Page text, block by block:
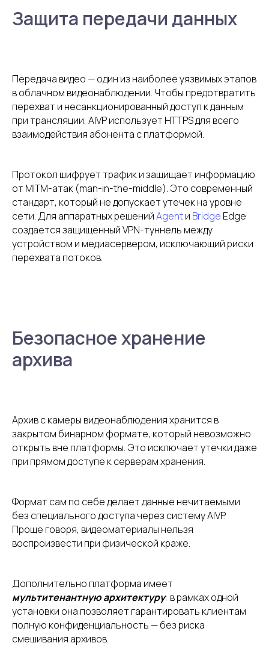
Защита передачи данных
Передача видео — один из наиболее уязвимых этапов
в облачном видеонаблюдении. Чтобы предотвратить
перехват и несанкционированный доступ к данным
при трансляции, AIVP использует HTTPS для всего
взаимодействия абонента с платформой.
Протокол шифрует трафик и защищает информацию
от MITM-атак (man-in-the-middle). Это современный
стандарт, который не допускает утечек на уровне
сети. Для аппаратных решенийAgentи Bridge Edge
создается защищенный VPN-туннель между
устройством и медиасервером, исключающий риски
перехвата потоков.
Безопасное хранение
архива
Архив с камеры видеонаблюдения хранится в
закрытом бинарном формате, который невозможно
открыть вне платформы. Это исключает утечки даже
при прямом доступе к серверам хранения.
Формат сам по себе делает данные нечитаемыми
без специального доступа через систему AIVP.
Проще говоря, видеоматериалы нельзя
воспроизвести при физической краже.
Дополнительно платформа имеет
мультитенантную архитектуру: в рамках одной
установки она позволяет гарантировать клиентам
полную конфиденциальность — без риска
смешивания архивов.